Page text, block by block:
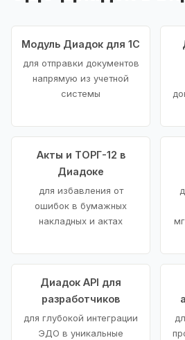
Модуль Диадок для 1С
для отправки документов
напрямую из учетной
системы
Акты и ТОРГ-12 в
Диадоке
для избавления от
ошибок в бумажных
накладных и актах
Диадок API для
разработчиков
для глубокой интеграции
ЭДО в уникальные